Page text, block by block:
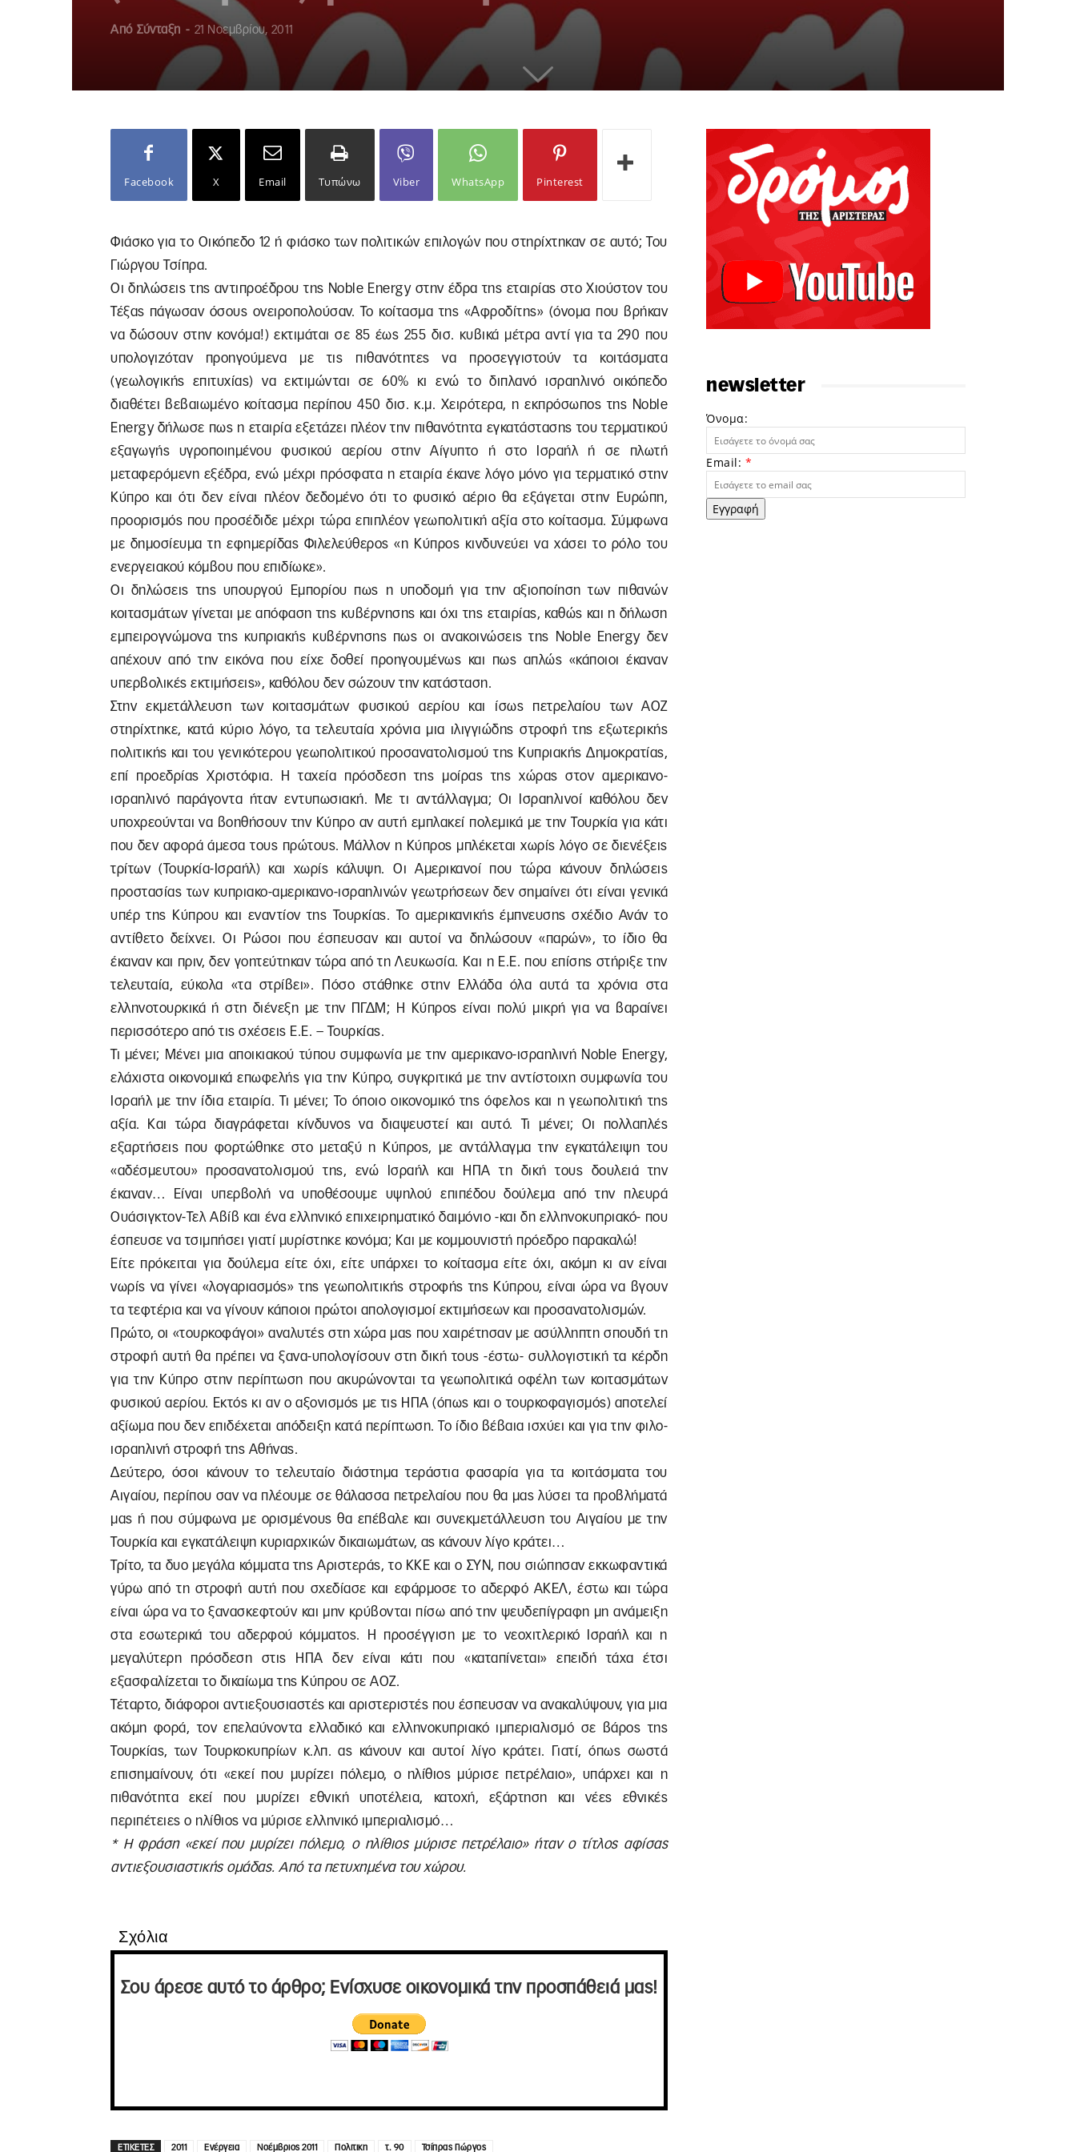
Από Σύνταξη - 21 Νοεμβρίου, 2011
Facebook X Email Τυπώνω Viber WhatsApp Pinterest
Φιάσκο για το Οικόπεδο 12 ή φιάσκο των πολιτικών επιλογών που στηρίχτηκαν σε αυτό; Του
Γιώργου Τσίπρα.
Οι δηλώσεις της αντιπροέδρου της Noble Energy στην έδρα της εταιρίας στο Χιούστον του
Τέξας πάγωσαν όσους ονειροπολούσαν. Το κοίτασμα της «Αφροδίτης» (όνομα που βρήκαν
να δώσουν στην κονόμα!) εκτιμάται σε 85 έως 255 δισ. κυβικά μέτρα αντί για τα 290 που
υπολογιζόταν προηγούμενα με τις πιθανότητες να προσεγγιστούν τα κοιτάσματα
(γεωλογικής επιτυχίας) να εκτιμώνται σε 60% κι ενώ το διπλανό ισραηλινό οικόπεδο
διαθέτει βεβαιωμένο κοίτασμα περίπου 450 δισ. κ.μ. Χειρότερα, η εκπρόσωπος της Noble
Energy δήλωσε πως η εταιρία εξετάζει πλέον την πιθανότητα εγκατάστασης του τερματικού
εξαγωγής υγροποιημένου φυσικού αερίου στην Αίγυπτο ή στο Ισραήλ ή σε πλωτή
μεταφερόμενη εξέδρα, ενώ μέχρι πρόσφατα η εταιρία έκανε λόγο μόνο για τερματικό στην
Κύπρο και ότι δεν είναι πλέον δεδομένο ότι το φυσικό αέριο θα εξάγεται στην Ευρώπη,
προορισμός που προσέδιδε μέχρι τώρα επιπλέον γεωπολιτική αξία στο κοίτασμα. Σύμφωνα
με δημοσίευμα τη εφημερίδας Φιλελεύθερος «η Κύπρος κινδυνεύει να χάσει το ρόλο του
ενεργειακού κόμβου που επιδίωκε».
Οι δηλώσεις της υπουργού Εμπορίου πως η υποδομή για την αξιοποίηση των πιθανών
κοιτασμάτων γίνεται με απόφαση της κυβέρνησης και όχι της εταιρίας, καθώς και η δήλωση
εμπειρογνώμονα της κυπριακής κυβέρνησης πως οι ανακοινώσεις της Noble Energy δεν
απέχουν από την εικόνα που είχε δοθεί προηγουμένως και πως απλώς «κάποιοι έκαναν
υπερβολικές εκτιμήσεις», καθόλου δεν σώζουν την κατάσταση.
Στην εκμετάλλευση των κοιτασμάτων φυσικού αερίου και ίσως πετρελαίου των ΑΟΖ
στηρίχτηκε, κατά κύριο λόγο, τα τελευταία χρόνια μια ιλιγγιώδης στροφή της εξωτερικής
πολιτικής και του γενικότερου γεωπολιτικού προσανατολισμού της Κυπριακής Δημοκρατίας,
επί προεδρίας Χριστόφια. Η ταχεία πρόσδεση της μοίρας της χώρας στον αμερικανο-
ισραηλινό παράγοντα ήταν εντυπωσιακή. Με τι αντάλλαγμα; Οι Ισραηλινοί καθόλου δεν
υποχρεούνται να βοηθήσουν την Κύπρο αν αυτή εμπλακεί πολεμικά με την Τουρκία για κάτι
που δεν αφορά άμεσα τους πρώτους. Μάλλον η Κύπρος μπλέκεται χωρίς λόγο σε διενέξεις
τρίτων (Τουρκία-Ισραήλ) και χωρίς κάλυψη. Οι Aμερικανοί που τώρα κάνουν δηλώσεις
προστασίας των κυπριακο-αμερικανο-ισραηλινών γεωτρήσεων δεν σημαίνει ότι είναι γενικά
υπέρ της Κύπρου και εναντίον της Τουρκίας. Το αμερικανικής έμπνευσης σχέδιο Ανάν το
αντίθετο δείχνει. Οι Ρώσοι που έσπευσαν και αυτοί να δηλώσουν «παρών», το ίδιο θα
έκαναν και πριν, δεν γοητεύτηκαν τώρα από τη Λευκωσία. Και η Ε.Ε. που επίσης στήριξε την
τελευταία, εύκολα «τα στρίβει». Πόσο στάθηκε στην Ελλάδα όλα αυτά τα χρόνια στα
ελληνοτουρκικά ή στη διένεξη με την ΠΓΔΜ; Η Κύπρος είναι πολύ μικρή για να βαραίνει
περισσότερο από τις σχέσεις Ε.Ε. – Τουρκίας.
Τι μένει; Μένει μια αποικιακού τύπου συμφωνία με την αμερικανο-ισραηλινή Noble Energy,
ελάχιστα οικονομικά επωφελής για την Κύπρο, συγκριτικά με την αντίστοιχη συμφωνία του
Ισραήλ με την ίδια εταιρία. Τι μένει; Το όποιο οικονομικό της όφελος και η γεωπολιτική της
αξία. Και τώρα διαγράφεται κίνδυνος να διαψευστεί και αυτό. Τι μένει; Οι πολλαπλές
εξαρτήσεις που φορτώθηκε στο μεταξύ η Κύπρος, με αντάλλαγμα την εγκατάλειψη του
«αδέσμευτου» προσανατολισμού της, ενώ Ισραήλ και ΗΠΑ τη δική τους δουλειά την
έκαναν… Είναι υπερβολή να υποθέσουμε υψηλού επιπέδου δούλεμα από την πλευρά
Ουάσιγκτον-Τελ Αβίβ και ένα ελληνικό επιχειρηματικό δαιμόνιο -και δη ελληνοκυπριακό- που
έσπευσε να τσιμπήσει γιατί μυρίστηκε κονόμα; Και με κομμουνιστή πρόεδρο παρακαλώ!
Είτε πρόκειται για δούλεμα είτε όχι, είτε υπάρχει το κοίτασμα είτε όχι, ακόμη κι αν είναι
νωρίς να γίνει «λογαριασμός» της γεωπολιτικής στροφής της Κύπρου, είναι ώρα να βγουν
τα τεφτέρια και να γίνουν κάποιοι πρώτοι απολογισμοί εκτιμήσεων και προσανατολισμών.
Πρώτο, οι «τουρκοφάγοι» αναλυτές στη χώρα μας που χαιρέτησαν με ασύλληπτη σπουδή τη
στροφή αυτή θα πρέπει να ξανα-υπολογίσουν στη δική τους -έστω- συλλογιστική τα κέρδη
για την Κύπρο στην περίπτωση που ακυρώνονται τα γεωπολιτικά οφέλη των κοιτασμάτων
φυσικού αερίου. Εκτός κι αν ο αξονισμός με τις ΗΠΑ (όπως και ο τουρκοφαγισμός) αποτελεί
αξίωμα που δεν επιδέχεται απόδειξη κατά περίπτωση. Το ίδιο βέβαια ισχύει και για την φιλο-
ισραηλινή στροφή της Αθήνας.
Δεύτερο, όσοι κάνουν το τελευταίο διάστημα τεράστια φασαρία για τα κοιτάσματα του
Αιγαίου, περίπου σαν να πλέουμε σε θάλασσα πετρελαίου που θα μας λύσει τα προβλήματά
μας ή που σύμφωνα με ορισμένους θα επέβαλε και συνεκμετάλλευση του Αιγαίου με την
Τουρκία και εγκατάλειψη κυριαρχικών δικαιωμάτων, ας κάνουν λίγο κράτει…
Τρίτο, τα δυο μεγάλα κόμματα της Αριστεράς, το ΚΚΕ και ο ΣΥΝ, που σιώπησαν εκκωφαντικά
γύρω από τη στροφή αυτή που σχεδίασε και εφάρμοσε το αδερφό ΑΚΕΛ, έστω και τώρα
είναι ώρα να το ξανασκεφτούν και μην κρύβονται πίσω από την ψευδεπίγραφη μη ανάμειξη
στα εσωτερικά του αδερφού κόμματος. Η προσέγγιση με το νεοχιτλερικό Ισραήλ και η
μεγαλύτερη πρόσδεση στις ΗΠΑ δεν είναι κάτι που «καταπίνεται» επειδή τάχα έτσι
εξασφαλίζεται το δικαίωμα της Κύπρου σε ΑΟΖ.
Τέταρτο, διάφοροι αντιεξουσιαστές και αριστεριστές που έσπευσαν να ανακαλύψουν, για μια
ακόμη φορά, τον επελαύνοντα ελλαδικό και ελληνοκυπριακό ιμπεριαλισμό σε βάρος της
Τουρκίας, των Τουρκοκυπρίων κ.λπ. ας κάνουν και αυτοί λίγο κράτει. Γιατί, όπως σωστά
επισημαίνουν, ότι «εκεί που μυρίζει πόλεμο, ο ηλίθιος μύρισε πετρέλαιο», υπάρχει και η
πιθανότητα εκεί που μυρίζει εθνική υποτέλεια, κατοχή, εξάρτηση και νέες εθνικές
περιπέτειες ο ηλίθιος να μύρισε ελληνικό ιμπεριαλισμό…
* Η φράση «εκεί που μυρίζει πόλεμο, ο ηλίθιος μύρισε πετρέλαιο» ήταν ο τίτλος αφίσας
αντιεξουσιαστικής ομάδας. Από τα πετυχημένα του χώρου.
Σχόλια
Σου άρεσε αυτό το άρθρο; Ενίσχυσε οικονομικά την προσπάθειά μας!
ΕΤΙΚΕΤΕΣ 2011 Ενέργεια Νοέμβριος 2011 Πολιτικη τ. 90 Τσίπρας Γιώργος
newsletter
Όνομα:
Email: *
Εγγραφή